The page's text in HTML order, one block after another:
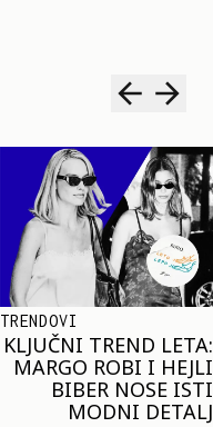
SHOPPING
JOŠ JE RANO ZA JAKNE
– ALI U RESERVED JE
STIGAO MODEL KOJI
ĆE BITI VELIKI TREND